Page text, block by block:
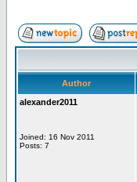
Author
alexander2011
Joined: 16 Nov 2011
Posts: 7